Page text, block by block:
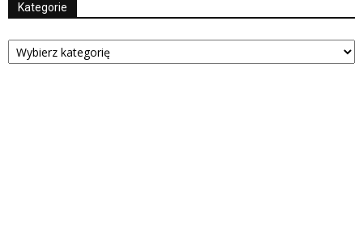
Kategorie
Kategorie